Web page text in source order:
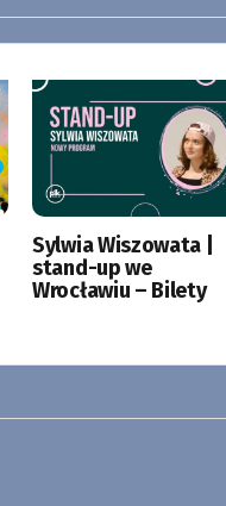
Sylwia Wiszowata |
stand-up we
Wrocławiu – Bilety